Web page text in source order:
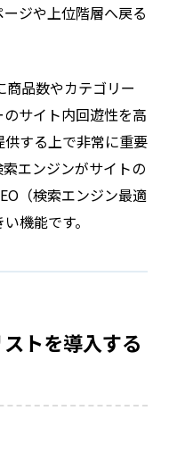
ジや上位階層へ戻る
商品数やカテゴリー
サイト内回遊性を高
する上で非常に重要
エンジンがサイトの
（検索エンジン最適
機能です。
トを導入する